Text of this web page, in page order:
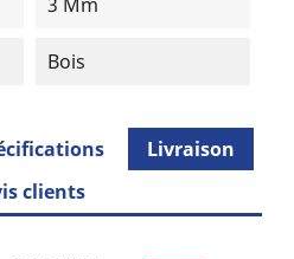
Bois
Livraison
clients